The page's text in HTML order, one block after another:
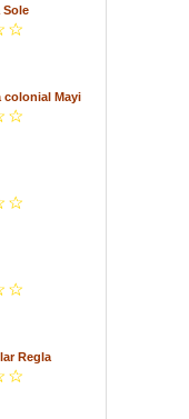
Sole
colonial Mayi
Regla